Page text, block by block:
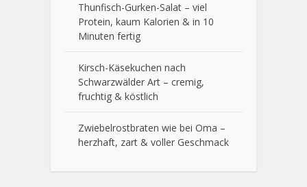
Thunfisch-Gurken-Salat – viel
Protein, kaum Kalorien & in 10
Minuten fertig
Kirsch-Käsekuchen nach
Schwarzwälder Art – cremig,
fruchtig & köstlich
Zwiebelrostbraten wie bei Oma –
herzhaft, zart & voller Geschmack